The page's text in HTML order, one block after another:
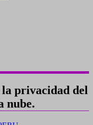
la privacidad del
nube.